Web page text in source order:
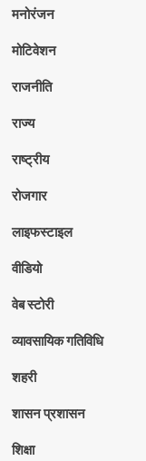
मनोरंजन
मोटिवेशन
राजनीति
राज्य
राष्ट्रीय
रोजगार
लाइफस्टाइल
वीडियो
वेब स्टोरी
व्यावसायिक गतिविधि
शहरी
शासन प्रशासन
शिक्षा